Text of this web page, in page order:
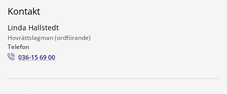
Kontakt
Linda Hallstedt
Hovrättslagman (ordförande)
Telefon
036-15 69 00